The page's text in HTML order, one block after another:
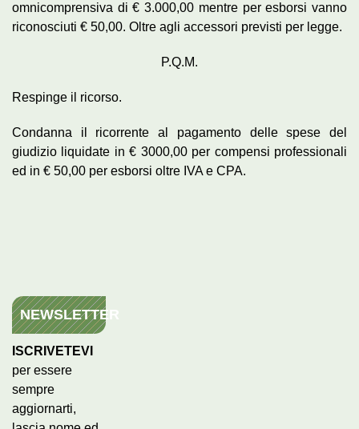
omnicomprensiva di € 3.000,00 mentre per esborsi vanno
riconosciuti € 50,00. Oltre agli accessori previsti per legge.
P.Q.M.
Respinge il ricorso.
Condanna il ricorrente al pagamento delle spese del
giudizio liquidate in € 3000,00 per compensi professionali
ed in € 50,00 per esborsi oltre IVA e CPA.
NEWSLETTER
ISCRIVETEVI
per essere
sempre
aggiornarti,